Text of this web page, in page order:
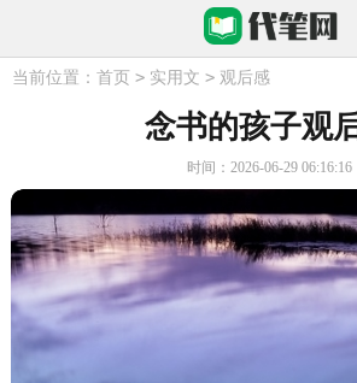
当前位置： 首页 > 实用文 > 观后感
念书的孩子观
时间：2026-06-29 06:16:16